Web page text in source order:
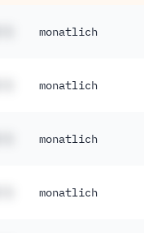
monatlich
monatlich
monatlich
monatlich